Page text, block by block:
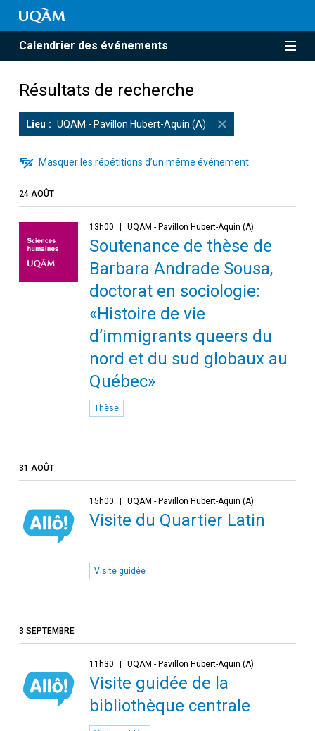
Calendrier des événements
Résultats de recherche
Lieu UQAM - Pavillon Hubert-Aquin (A)
Masquer les répétitions d’un même événement
24 AOÛT
13h00 UQAM - Pavillon Hubert-Aquin (A)
Soutenance de thèse de
Barbara Andrade Sousa,
doctorat en sociologie:
«Histoire de vie
d’immigrants queers du
nord et du sud globaux au
Québec»
Thèse
31 AOÛT
15h00 UQAM - Pavillon Hubert-Aquin (A)
Visite du Quartier Latin
Visite guidée
3 SEPTEMBRE
11h30 UQAM - Pavillon Hubert-Aquin (A)
Visite guidée de la
bibliothèque centrale